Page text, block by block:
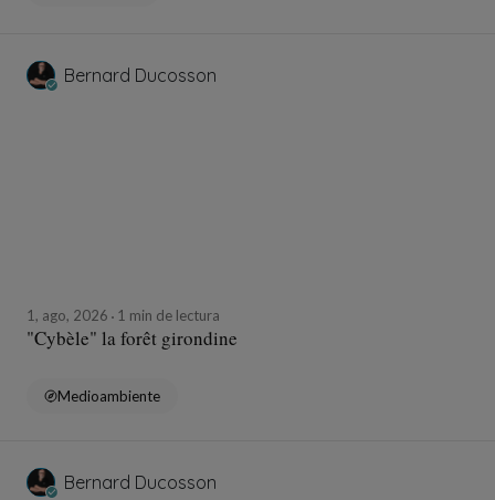
Bernard Ducosson
1, ago, 2026 1 min de lectura
"Cybèle" la forêt girondine
Medioambiente
Bernard Ducosson